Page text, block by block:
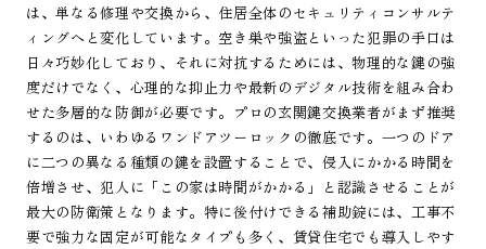
は、単なる修理や交換から、住居全体のセキュリティコンサルテ
ィングへと変化しています。空き巣や強盗といった犯罪の手口は
日々巧妙化しており、それに対抗するためには、物理的な鍵の強
度だけでなく、心理的な抑止力や最新のデジタル技術を組み合わ
せた多層的な防御が必要です。プロの玄関鍵交換業者がまず推奨
するのは、いわゆるワンドアツーロックの徹底です。一つのドア
に二つの異なる種類の鍵を設置することで、侵入にかかる時間を
倍増させ、犯人に「この家は時間がかかる」と認識させることが
最大の防衛策となります。特に後付けできる補助錠には、工事不
要で強力な固定が可能なタイプも多く、賃貸住宅でも導入しやす